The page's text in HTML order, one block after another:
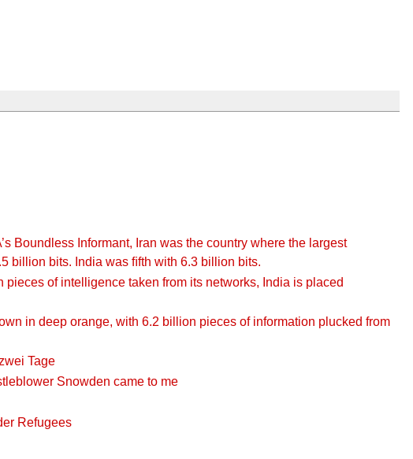
Boundless Informant, Iran was the country where the largest
billion bits. India was ﬁfth with 6.3 billion bits.
of intelligence taken from its networks, India is placed
in deep orange, with 6.2 billion pieces of information plucked from
Tage
Snowden came to me
Refugees